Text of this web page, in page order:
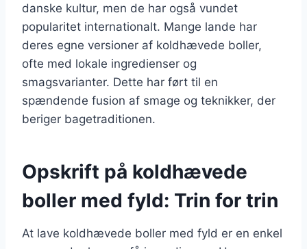
danske kultur, men de har også vundet
popularitet internationalt. Mange lande har
deres egne versioner af koldhævede boller,
ofte med lokale ingredienser og
smagsvarianter. Dette har ført til en
spændende fusion af smage og teknikker, der
beriger bagetraditionen.
Opskrift på koldhævede
boller med fyld: Trin for trin
At lave koldhævede boller med fyld er en enkel